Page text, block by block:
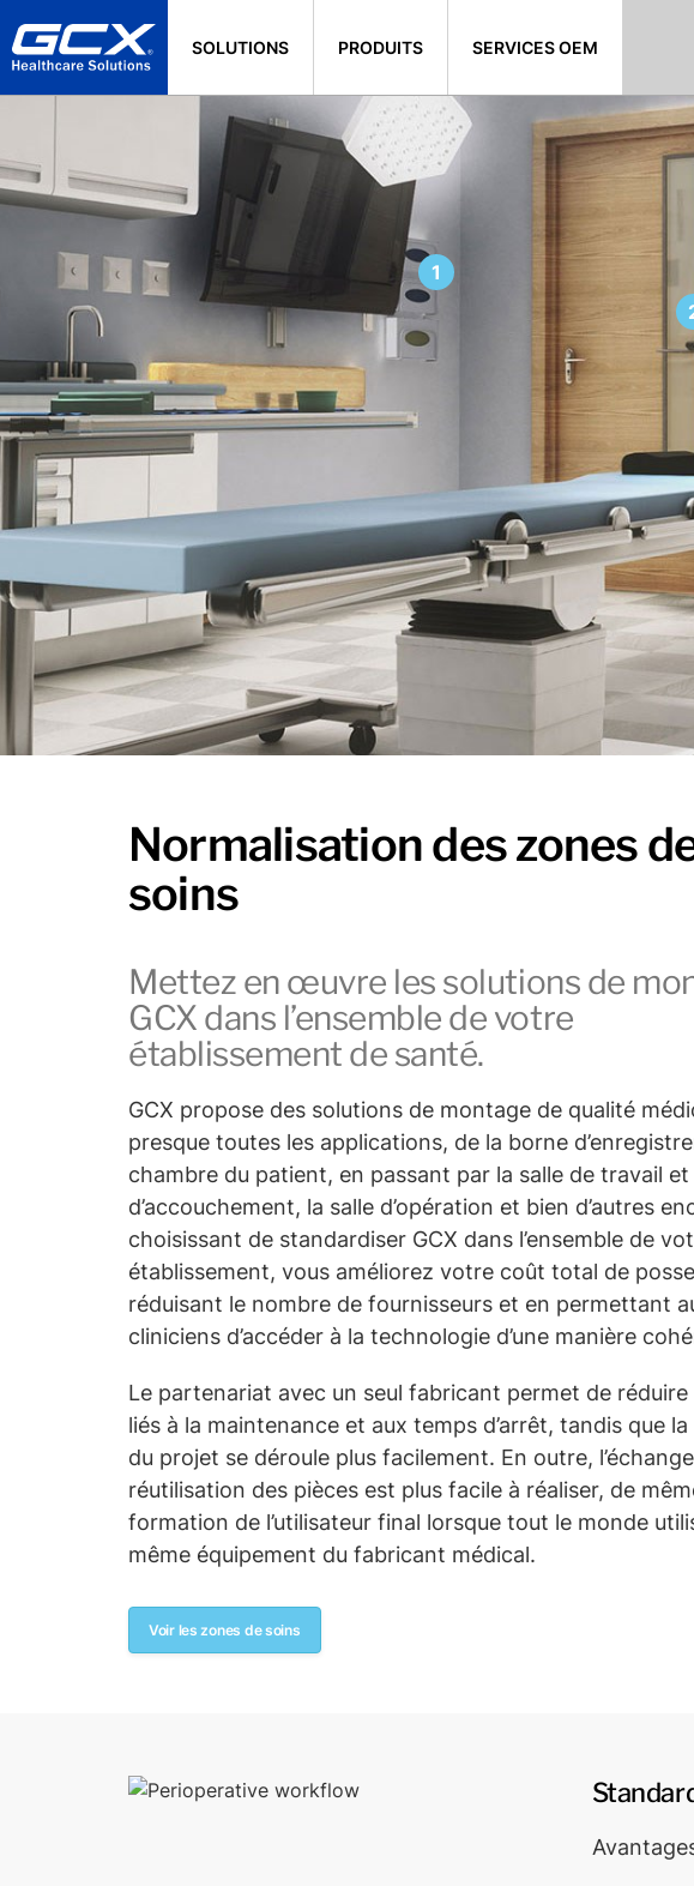
SOLUTIONS PRODUITS SERVICES OEM
1
Normalisation des zones
soins
Mettez en œuvre les solutions de
GCX dans l’ensemble de votre
établissement de santé.
GCX propose des solutions de montage de qualité
presque toutes les applications, de la borne
chambre du patient, en passant par la salle de travail et
d’accouchement, la salle d’opération et bien d’autres
choisissant de standardiser GCX dans l’ensemble de
établissement, vous améliorez votre coût total de
réduisant le nombre de fournisseurs et en permettant
cliniciens d’accéder à la technologie d’une manière
Le partenariat avec un seul fabricant permet de
liés à la maintenance et aux temps d’arrêt, tandis que
du projet se déroule plus facilement. En outre,
réutilisation des pièces est plus facile à réaliser, de
formation de l’utilisateur final lorsque tout le monde
même équipement du fabricant médical.
Voir les zones de soins